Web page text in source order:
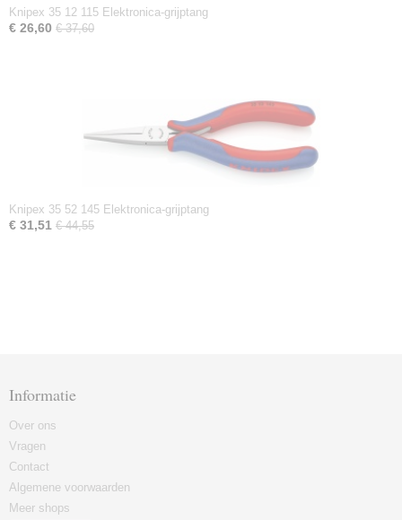
Knipex 35 12 115 Elektronica-grijptang
€ 26,60 € 37,60
Knipex 35 52 145 Elektronica-grijptang
€ 31,51 € 44,55
Informatie
Over ons
Vragen
Contact
Algemene voorwaarden
Meer shops